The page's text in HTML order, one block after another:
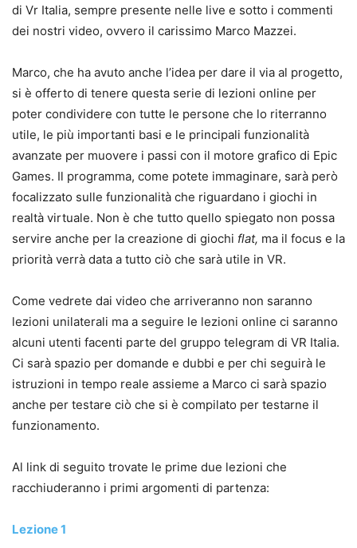
di Vr Italia, sempre presente nelle live e sotto i commenti
dei nostri video, ovvero il carissimo Marco Mazzei.
Marco, che ha avuto anche l’idea per dare il via al progetto,
si è offerto di tenere questa serie di lezioni online per
poter condividere con tutte le persone che lo riterranno
utile, le più importanti basi e le principali funzionalità
avanzate per muovere i passi con il motore grafico di Epic
Games. Il programma, come potete immaginare, sarà però
focalizzato sulle funzionalità che riguardano i giochi in
realtà virtuale. Non è che tutto quello spiegato non possa
servire anche per la creazione di giochi flat, ma il focus e la
priorità verrà data a tutto ciò che sarà utile in VR.
Come vedrete dai video che arriveranno non saranno
lezioni unilaterali ma a seguire le lezioni online ci saranno
alcuni utenti facenti parte del gruppo telegram di VR Italia.
Ci sarà spazio per domande e dubbi e per chi seguirà le
istruzioni in tempo reale assieme a Marco ci sarà spazio
anche per testare ciò che si è compilato per testarne il
funzionamento.
Al link di seguito trovate le prime due lezioni che
racchiuderanno i primi argomenti di partenza:
Lezione 1